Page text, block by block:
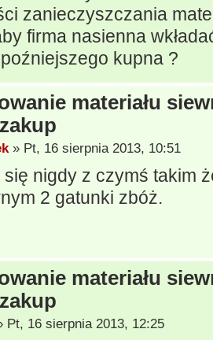
zanieczyszczania
firma nasienna
kupna ?
materiału
» Pt, 16 sierpnia 2013, 10:51
się nigdy z czymś takim
2 gatunki zbóż.
materiału
Pt, 16 sierpnia 2013, 12:25